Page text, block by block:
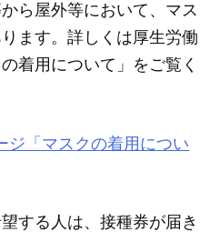
ら屋外等において、マス
ます。詳しくは厚生労働
着用について」をご覧く
ジ「マスクの着用につい
する人は、接種券が届き